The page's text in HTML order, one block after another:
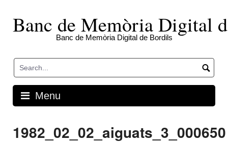
contentBanc de Memòria Digital
Banc de Memòria Digital de Bordils
Menu
1982_02_02_aiguats_3_000650